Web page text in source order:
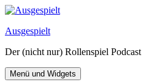
Zum
springen
Ausgespielt
Der (nicht nur) Rollenspiel Podcast
Menü und Widgets